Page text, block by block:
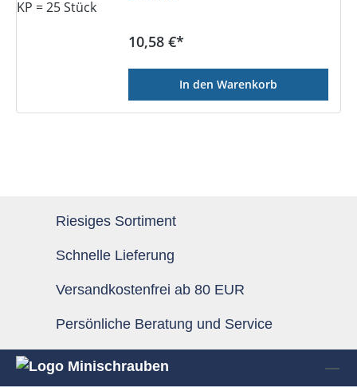
Regulärer Preis:
10,58 €*
In den Warenkorb
Riesiges Sortiment
Schnelle Lieferung
Versandkostenfrei ab 80 EUR
Persönliche Beratung und Service